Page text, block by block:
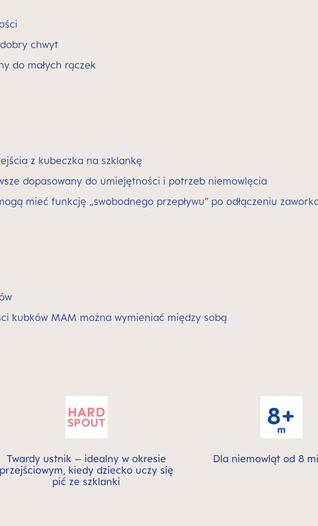
chwyt
do małych rączek
z kubeczka na szklankę
dopasowany do umiejętności i potrzeb niemowlęcia
mieć funkcję „swobodnego przepływu” po odłączeniu
kubków MAM można wymieniać między sobą
Twardy ustnik – idealny w okresie
przejściowym, kiedy dziecko uczy się
pić ze szklanki
Dla niemowląt od 8